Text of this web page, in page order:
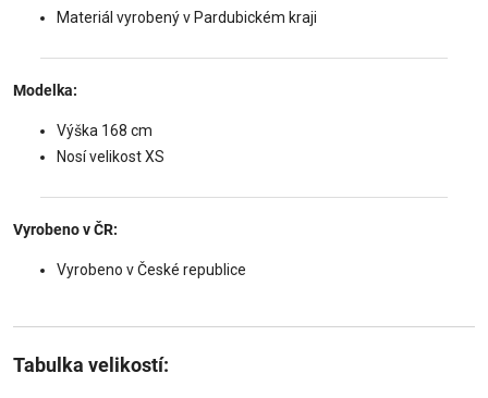
Materiál vyrobený v Pardubickém kraji
Modelka:
Výška 168 cm
Nosí velikost XS
Vyrobeno v ČR:
Vyrobeno v České republice
Tabulka velikostí: